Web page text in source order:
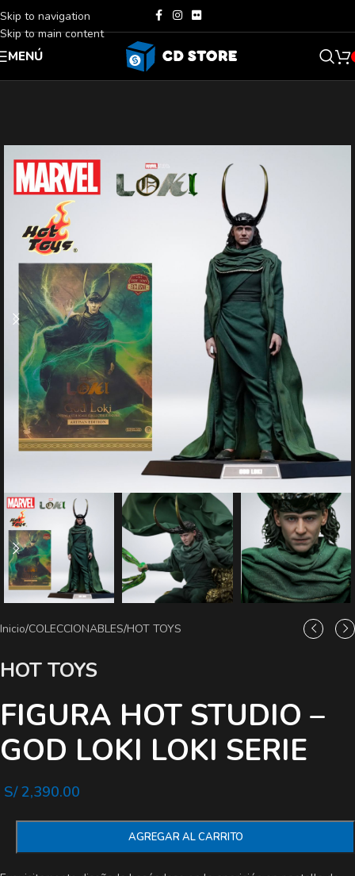
Skip to navigation
Skip to main content
MENÚ
Inicio/COLECCIONABLES/HOT TOYS
HOT TOYS
FIGURA HOT STUDIO –
GOD LOKI LOKI SERIE
S/2,390.00
AGREGAR AL CARRITO